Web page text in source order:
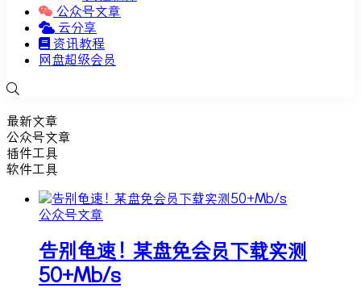
公众号文章
云分享
资讯教程
网盘超级会员
最新文章
公众号文章
插件工具
软件工具
公众号文章
告别龟速！某盘免会员下载实测
50+Mb/s